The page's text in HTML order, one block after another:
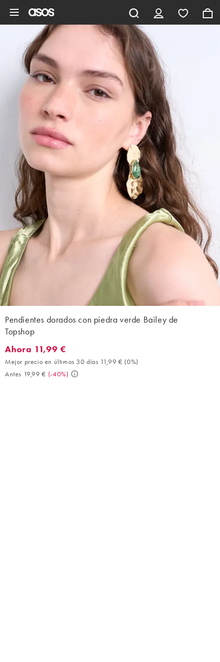
Pendientes dorados con piedra verde Bailey de
Topshop
Ahora 11,99 €. Mejor precio en últimos 30 días 11,99 € (0%).
Ahora 11,99 €
Mejor precio en últimos 30 días 11,99 € (0%)
Antes 19,99 € (-40%)